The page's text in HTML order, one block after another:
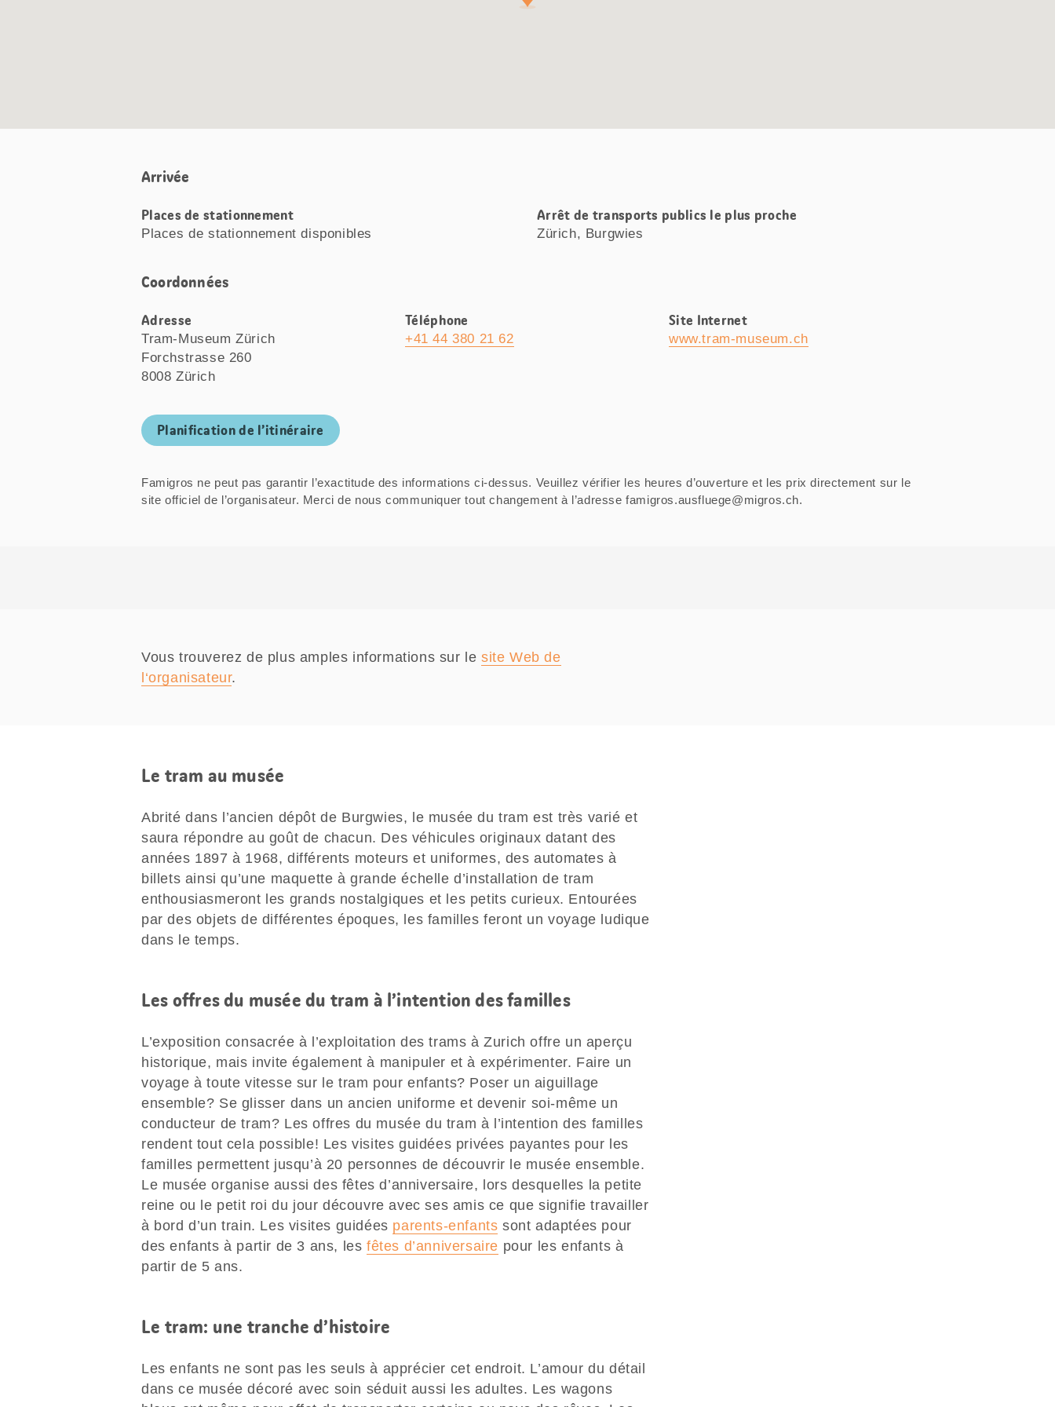
Arrivée
Places de stationnement
Places de stationnement disponibles
Arrêt de transports publics le plus proche
Zürich, Burgwies
Coordonnées
Adresse
Tram-Museum Zürich
Forchstrasse 260
8008 Zürich
Téléphone
+41 44 380 21 62
Site Internet
www.tram-museum.ch
Planification de l’itinéraire
Famigros ne peut pas garantir l’exactitude des informations ci-dessus. Veuillez vérifier les heures d’ouverture et les prix directement sur le
site officiel de l’organisateur. Merci de nous communiquer tout changement à l’adresse famigros.ausfluege@migros.ch.
Vous trouverez de plus amples informations sur lesite Web de
l‘organisateur.
Le tram au musée
Abrité dans l’ancien dépôt de Burgwies, le musée du tram est très varié et
saura répondre au goût de chacun. Des véhicules originaux datant des
années 1897 à 1968, différents moteurs et uniformes, des automates à
billets ainsi qu’une maquette à grande échelle d’installation de tram
enthousiasmeront les grands nostalgiques et les petits curieux. Entourées
par des objets de différentes époques, les familles feront un voyage ludique
dans le temps.
Les offres du musée du tram à l’intention des familles
L’exposition consacrée à l’exploitation des trams à Zurich offre un aperçu
historique, mais invite également à manipuler et à expérimenter. Faire un
voyage à toute vitesse sur le tram pour enfants? Poser un aiguillage
ensemble? Se glisser dans un ancien uniforme et devenir soi-même un
conducteur de tram? Les offres du musée du tram à l’intention des familles
rendent tout cela possible! Les visites guidées privées payantes pour les
familles permettent jusqu’à 20 personnes de découvrir le musée ensemble.
Le musée organise aussi des fêtes d’anniversaire, lors desquelles la petite
reine ou le petit roi du jour découvre avec ses amis ce que signifie travailler
à bord d’un train. Les visites guidées parents-enfants sont adaptées pour
des enfants à partir de 3 ans, lesfêtes d’anniversaire pour les enfants à
partir de 5 ans.
Le tram: une tranche d’histoire
Les enfants ne sont pas les seuls à apprécier cet endroit. L’amour du détail
dans ce musée décoré avec soin séduit aussi les adultes. Les wagons